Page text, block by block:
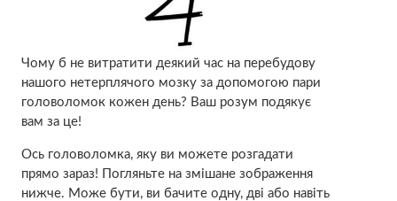
Чому б не витратити деякий час на перебудову
нашого нетерплячого мозку за допомогою пари
головоломок кожен день? Ваш розум подякує
вам за це!
Ось головоломка, яку ви можете розгадати
прямо зараз! Погляньте на змішане зображення
нижче. Може бути, ви бачите одну, дві або навіть